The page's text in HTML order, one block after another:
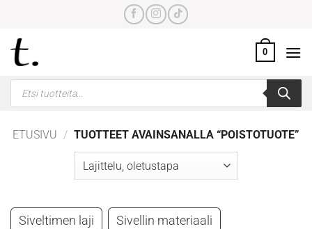
content
0
Products
search
ETUSIVU / TUOTTEET AVAINSANALLA “POISTOTUOTE”
Siveltimen laji Sivellin materiaali